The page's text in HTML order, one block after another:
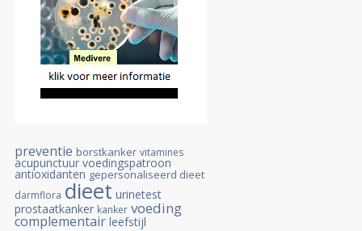
preventie borstkanker vitamines
acupunctuur voedingspatroon
antioxidanten gepersonaliseerd dieet
darmflora dieet urinetest
prostaatkanker kanker voeding
complementair leefstijl